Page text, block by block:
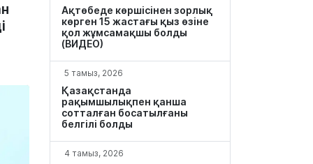
Ақтөбеде көршісінен зорлық
көрген 15 жастағы қыз өзіне
қол жұмсамақшы болды
(ВИДЕО)
5 тамыз, 2026
Қазақстанда
рақымшылықпен қанша
сотталған босатылғаны
белгілі болды
4 тамыз, 2026